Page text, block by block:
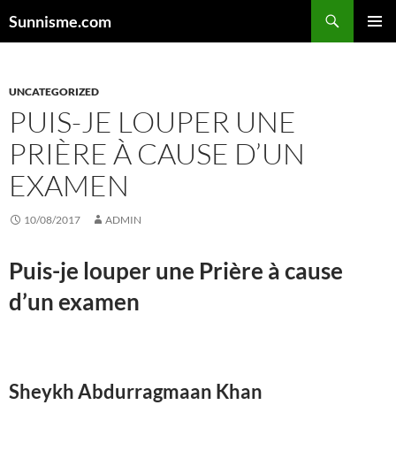
auSunnisme.com
UNCATEGORIZED
PUIS-JE LOUPER UNE
PRIÈRE À CAUSE D’UN
EXAMEN
10/08/2017 ADMIN
Puis-je louper une Prière à cause
d’un examen
Sheykh Abdurragmaan Khan